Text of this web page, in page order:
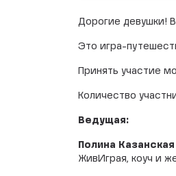
Дорогие девушки!
Это игра-
Принять участие
Количество
Ведущая:
Полина Казанская
ЖивИграя, коуч и